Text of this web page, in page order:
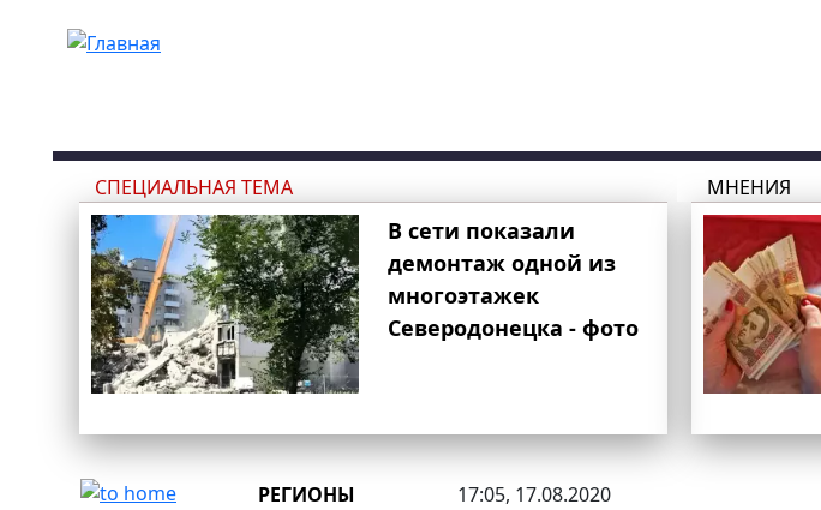
СПЕЦИАЛЬНАЯ ТЕМА
В сети показали
демонтаж одной из
многоэтажек
Северодонецка - фото
МНЕНИЯ
РЕГИОНЫ 17:05, 17.08.2020